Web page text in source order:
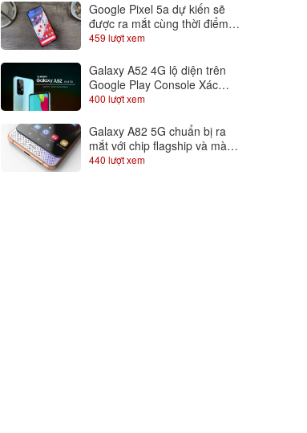
Google Pixel 5a dự kiến sẽ
được ra mắt cùng thời điểm
với Android 12
459 lượt xem
Galaxy A52 4G lộ diện trên
Google Play Console Xác
nhận dùng chip Snapdragon
400 lượt xem
Galaxy A82 5G chuẩn bị ra
mắt với chip flagship và màn
hình trượt độc đáo, Samfans
440 lượt xem